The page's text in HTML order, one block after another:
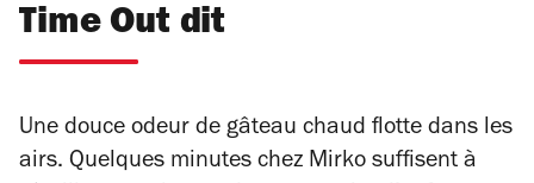
Time Out dit
Une douce odeur de gâteau chaud flotte dans les
airs. Quelques minutes chez Mirko suffisent à